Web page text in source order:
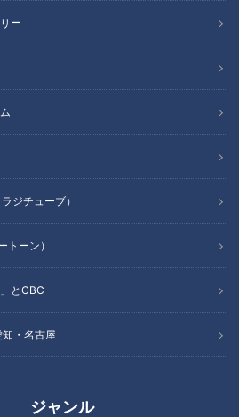
ー
ジチューブ）
トーン）
とCBC
・名古屋
ジャンル
へのおすすめ
品 東
家計
名古屋市緑区の激安スーパー
お弁当など激安！